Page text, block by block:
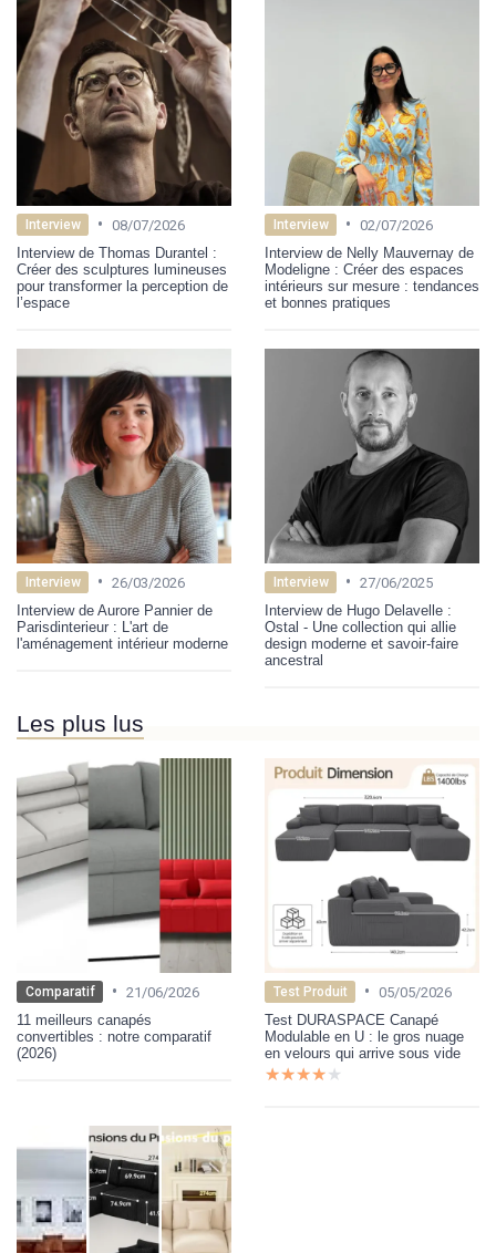
Interview • 08/07/2026
Interview de Thomas Durantel :
Créer des sculptures lumineuses
pour transformer la perception de
l’espace
Interview • 02/07/2026
Interview de Nelly Mauvernay de
Modeligne : Créer des espaces
intérieurs sur mesure : tendances
et bonnes pratiques
Interview • 26/03/2026
Interview de Aurore Pannier de
Parisdinterieur : L'art de
l'aménagement intérieur moderne
Interview • 27/06/2025
Interview de Hugo Delavelle :
Ostal - Une collection qui allie
design moderne et savoir-faire
ancestral
Les plus lus
Comparatif • 21/06/2026
11 meilleurs canapés
convertibles : notre comparatif
(2026)
Test Produit • 05/05/2026
Test DURASPACE Canapé
Modulable en U : le gros nuage
en velours qui arrive sous vide
★★★★★
★★★★★